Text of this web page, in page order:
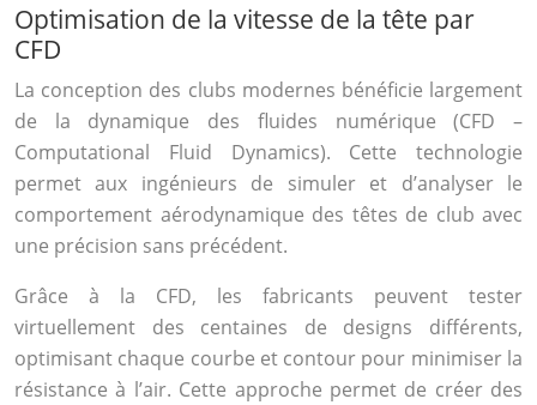
Optimisation de la vitesse de la tête par
CFD
La conception des clubs modernes bénéficie largement
de la dynamique des fluides numérique (CFD –
Computational Fluid Dynamics). Cette technologie
permet aux ingénieurs de simuler et d’analyser le
comportement aérodynamique des têtes de club avec
une précision sans précédent.
Grâce à la CFD, les fabricants peuvent tester
virtuellement des centaines de designs différents,
optimisant chaque courbe et contour pour minimiser la
résistance à l’air. Cette approche permet de créer des